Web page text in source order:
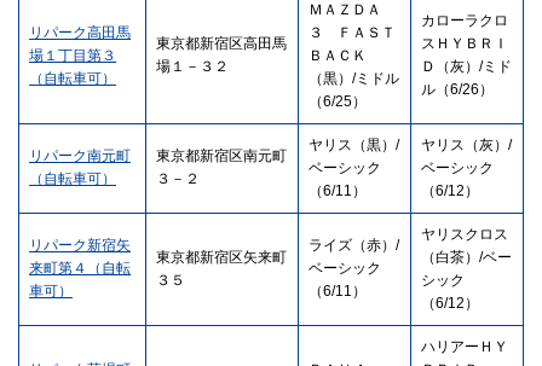
リパーク高田馬
場１丁目第３
（自転車可）
東京都新宿区高田馬
場１－３２
ＭＡＺＤＡ
３ ＦＡＳＴ
ＢＡＣＫ
（黒）/ミドル
（6/25）
カローラクロ
スＨＹＢＲＩ
Ｄ（灰）/ミド
ル（6/26）
リパーク南元町
（自転車可）
東京都新宿区南元町
３－２
ヤリス（黒）/
ベーシック
（6/11）
ヤリス（灰）/
ベーシック
（6/12）
リパーク新宿矢
来町第４（自転
車可）
東京都新宿区矢来町
３５
ライズ（赤）/
ベーシック
（6/11）
ヤリスクロス
（白茶）/ベー
シック
（6/12）
ハリアーＨＹ